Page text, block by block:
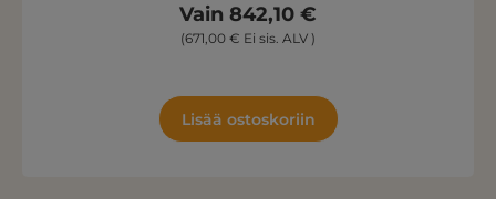
Vain 842,10 €
(671,00 € Ei sis. ALV )
Lisää ostoskoriin